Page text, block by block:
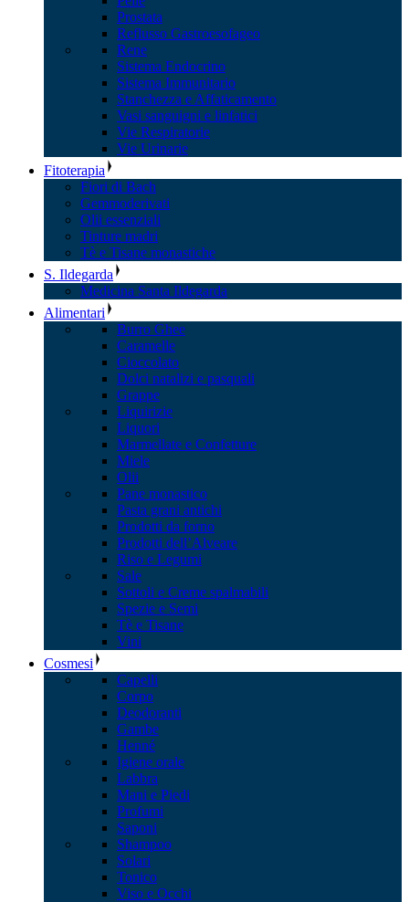
Prostata
Reflusso Gastroesofageo
Rene
Sistema Endocrino
Sistema Immunitario
Stanchezza e Affaticamento
Vasi sanguigni e linfatici
Vie Respiratorie
Vie Urinarie
Fitoterapia
Fiori di Bach
Gemmoderivati
Olii essenziali
Tinture madri
Tè e Tisane monastiche
S. Ildegarda
Medicina Santa Ildegarda
Alimentari
Burro Ghee
Caramelle
Cioccolato
Dolci natalizi e pasquali
Grappe
Liquirizie
Liquori
Marmellate e Confetture
Miele
Olii
Pane monastico
Pasta grani antichi
Prodotti da forno
Prodotti dell’Alveare
Riso e Legumi
Sale
Sottoli e Creme spalmabili
Spezie e Semi
Tè e Tisane
Vini
Cosmesi
Capelli
Corpo
Deodoranti
Gambe
Henné
Igiene orale
Labbra
Mani e Piedi
Profumi
Saponi
Shampoo
Solari
Tonico
Viso e Occhi